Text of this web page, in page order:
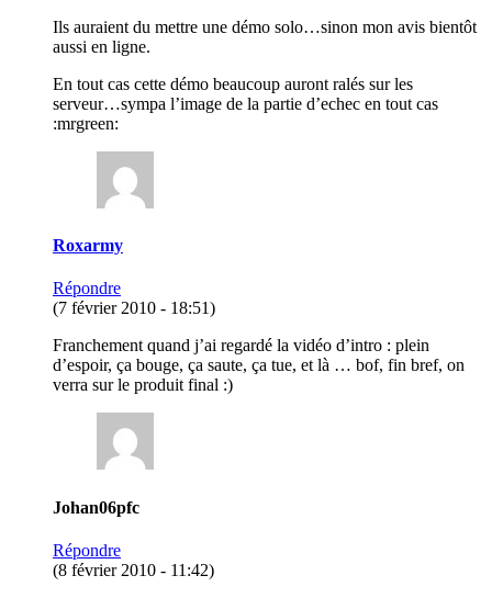
Ils auraient du mettre une démo solo…sinon mon avis bientôt
aussi en ligne.
En tout cas cette démo beaucoup auront ralés sur les
serveur…sympa l’image de la partie d’echec en tout cas
:mrgreen:
Roxarmy
Répondre
(7 février 2010 - 18:51)
Franchement quand j’ai regardé la vidéo d’intro : plein
d’espoir, ça bouge, ça saute, ça tue, et là … bof, fin bref, on
verra sur le produit final :)
Johan06pfc
Répondre
(8 février 2010 - 11:42)